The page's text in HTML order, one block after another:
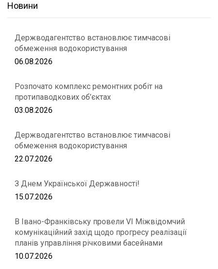
Новини
Держводагентство встановлює тимчасові
обмеження водокористування
06.08.2026
Розпочато комплекс ремонтних робіт на
протипаводкових об’єктах
03.08.2026
Держводагентство встановлює тимчасові
обмеження водокористування
22.07.2026
З Днем Української Державності!
15.07.2026
В Івано-Франківську провели VІ Міжвідомчий
комунікаційний захід щодо прогресу реалізації
планів управління річковими басейнами
10.07.2026